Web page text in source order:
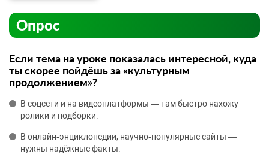
Опрос
Если тема на уроке показалась интересной, куда
ты скорее пойдёшь за «культурным
продолжением»?
В соцсети и на видеоплатформы — там быстро нахожу
ролики и подборки.
В онлайн‑энциклопедии, научно‑популярные сайты —
нужны надёжные факты.